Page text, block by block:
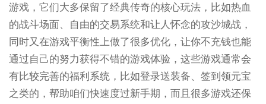
游戏，它们大多保留了经典传奇的核心玩法，比如热血
的战斗场面、自由的交易系统和让人怀念的攻沙城战，
同时又在游戏平衡性上做了很多优化，让你不充钱也能
通过自己的努力获得不错的游戏体验，这些游戏通常会
有比较完善的福利系统，比如登录送装备、签到领元宝
之类的，帮助咱们快速度过新手期，而且很多游戏还保